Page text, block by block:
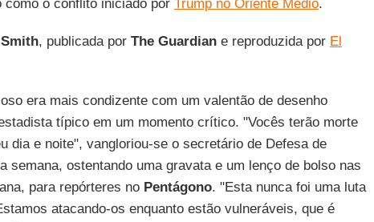
o conflito iniciado por Trump no Oriente Médio.
Smith, publicada por The Guardian e reproduzida por El
era mais condizente com um valentão de desenho
típico em um momento crítico. "Vocês terão morte
dia e noite", vangloriou-se o secretário de Defesa de
semana, ostentando uma gravata e um lenço de bolso nas
para repórteres no Pentágono. "Esta nunca foi uma luta
atacando-os enquanto estão vulneráveis, que é